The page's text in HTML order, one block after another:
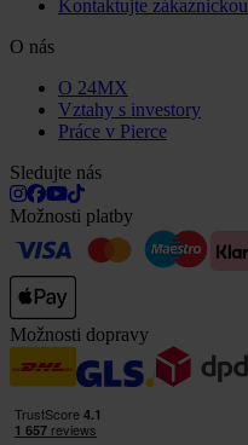
Kontaktujte
O nás
O 24MX
Vztahy s investory
Práce v Pierce
Sledujte nás
Možnosti platby
Možnosti dopravy